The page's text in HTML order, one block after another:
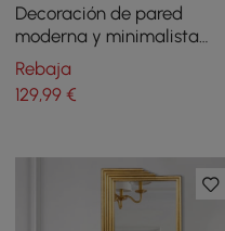
Decoración de pared
moderna y minimalista
para el hogar con mandala
3D de metal 910 mm x 590
mm
Rebaja
129,99 €